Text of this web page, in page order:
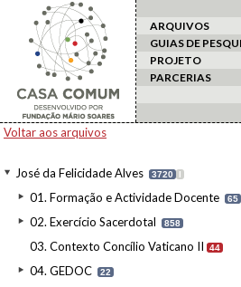
ARQUIVOS
GUIAS DE
PROJETO
PARCERIAS
Voltar aos arquivos
José da Felicidade Alves 3720 I
01. Formação e Actividade Docente 65
02. Exercício Sacerdotal 858
03. Contexto Concílio Vaticano II 44
04. GEDOC 22